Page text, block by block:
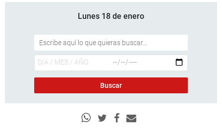
Lunes 18 de enero